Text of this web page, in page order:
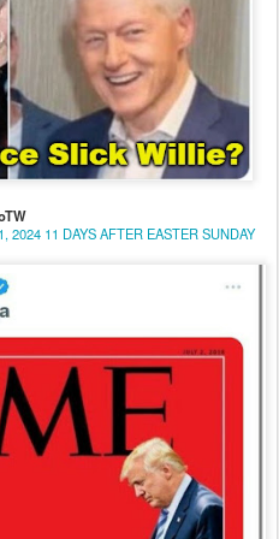
2024 11 DAYS AFTER EASTER SUNDAY